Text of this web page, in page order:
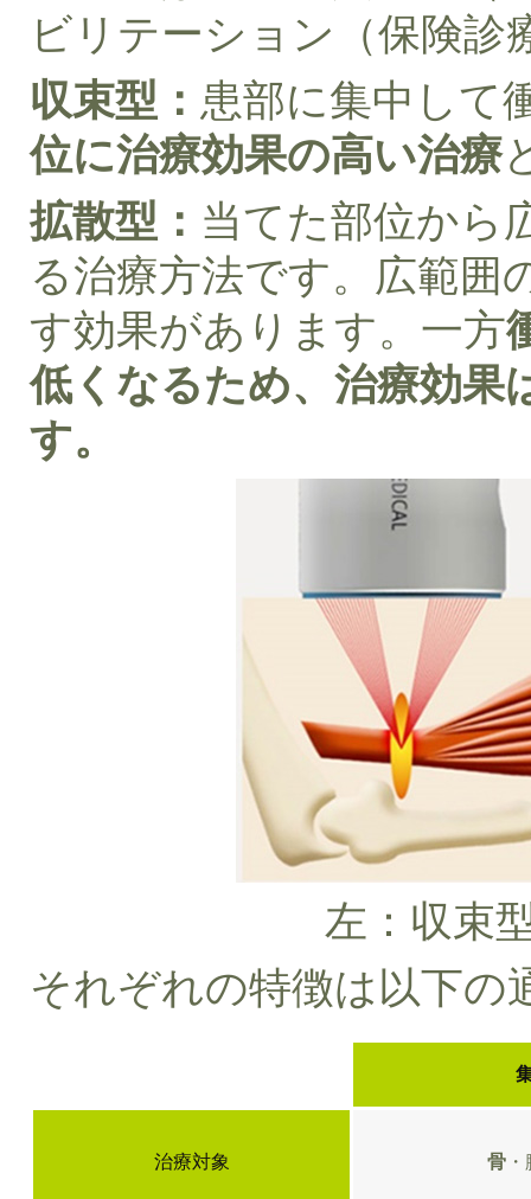
ビリテーション（保険診
収束型： 患部に集中して
位に治療効果の高い治療
拡散型： 当てた部位から
る治療方法です。広範囲
す効果があります。一方
低くなるため、治療効果
す。
左：収
それぞれの特徴は以下の
治療対象 骨・